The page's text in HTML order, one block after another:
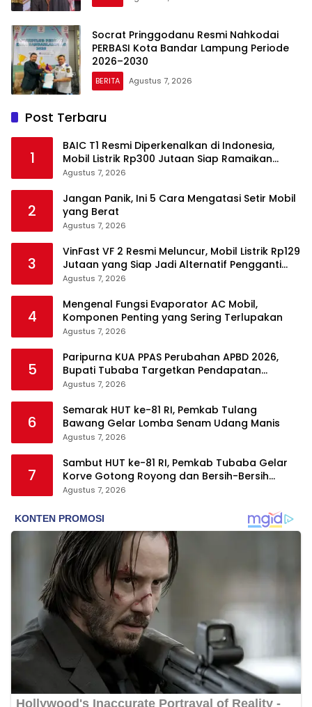
Socrat Pringgodanu Resmi Nahkodai
PERBASI Kota Bandar Lampung Periode
2026–2030
BERITA Agustus 7, 2026
Post Terbaru
1
BAIC T1 Resmi Diperkenalkan di Indonesia,
Mobil Listrik Rp300 Jutaan Siap Ramaikan
Pasar EV
Agustus 7, 2026
2
Jangan Panik, Ini 5 Cara Mengatasi Setir Mobil
yang Berat
Agustus 7, 2026
3
VinFast VF 2 Resmi Meluncur, Mobil Listrik Rp129
Jutaan yang Siap Jadi Alternatif Pengganti
Motor
Agustus 7, 2026
4
Mengenal Fungsi Evaporator AC Mobil,
Komponen Penting yang Sering Terlupakan
Agustus 7, 2026
5
Paripurna KUA PPAS Perubahan APBD 2026,
Bupati Tubaba Targetkan Pendapatan
Daerah Rp820,3 Miliar
Agustus 7, 2026
6
Semarak HUT ke-81 RI, Pemkab Tulang
Bawang Gelar Lomba Senam Udang Manis
Agustus 7, 2026
7
Sambut HUT ke-81 RI, Pemkab Tubaba Gelar
Korve Gotong Royong dan Bersih-Bersih
Serentak
Agustus 7, 2026